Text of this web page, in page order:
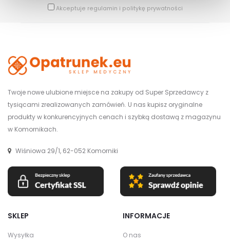
Akceptuje regulamin i politykę prywatności
Twoje nowe ulubione miejsce na zakupy od Super Sprzedawcy z
tysiącami zrealizowanych zamówień. U nas kupisz oryginalne
produkty w konkurencyjnych cenach i szybką dostawą z magazynu
w Komornikach.
Wiśniowa 29/1, 62-052 Komorniki
SKLEP
Wysyłka
INFORMACJE
O nas